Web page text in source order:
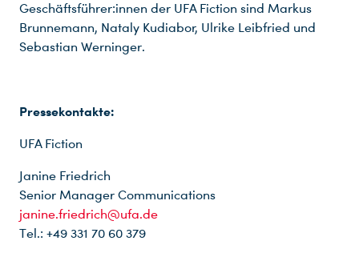
Geschäftsführer:innen der UFA Fiction sind Markus
Brunnemann, Nataly Kudiabor, Ulrike Leibfried und
Sebastian Werninger.
Pressekontakte:
UFA Fiction
Janine Friedrich
Senior Manager Communications
janine.friedrich@ufa.de
Tel.: +49 331 70 60 379